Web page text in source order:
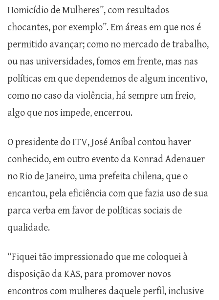
Homicídio de Mulheres”, com resultados
chocantes, por exemplo”. Em áreas em que nos é
permitido avançar; como no mercado de trabalho,
ou nas universidades, fomos em frente, mas nas
políticas em que dependemos de algum incentivo,
como no caso da violência, há sempre um freio,
algo que nos impede, encerrou.
O presidente do ITV, José Aníbal contou haver
conhecido, em outro evento da Konrad Adenauer
no Rio de Janeiro, uma prefeita chilena, que o
encantou, pela eficiência com que fazia uso de sua
parca verba em favor de políticas sociais de
qualidade.
“Fiquei tão impressionado que me coloquei à
disposição da KAS, para promover novos
encontros com mulheres daquele perfil, inclusive